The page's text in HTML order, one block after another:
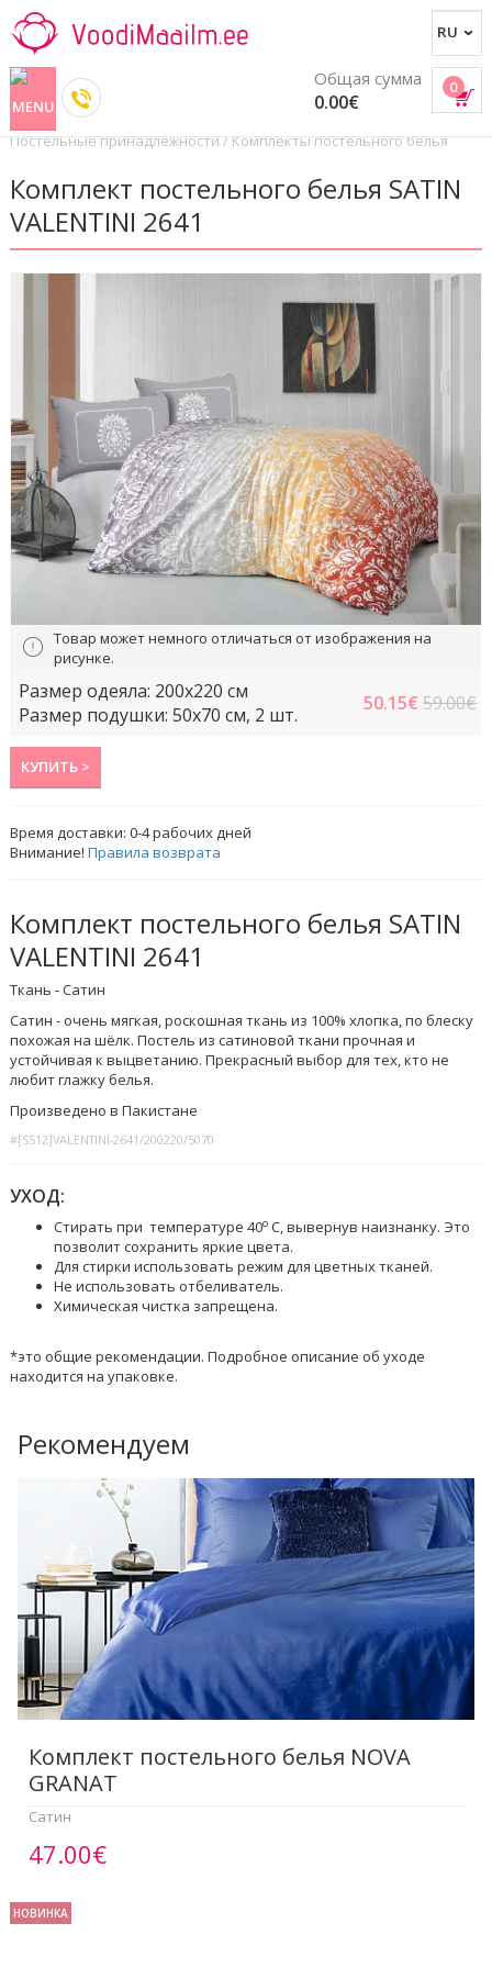
0
Общая сумма
0.00€
Постельные принадлежности/Комплекты постельного белья
Комплект постельного белья SATIN
VALENTINI 2641
Товар может немного отличаться от изображения на
рисунке.
Размер одеяла: 200x220 cм
Размер подушки: 50x70 cм, 2 шт.
50.15€ 59.00€
КУПИТЬ >
Время доставки:0-4рабочих дней
Внимание!Правила возврата
Комплект постельного белья SATIN
VALENTINI 2641
Ткань - Сатин
Сатин - очень мягкая, роскошная ткань из 100% хлопка, по блеску
похожая на шёлк. Постель из сатиновой ткани прочная и
устойчивая к выцветанию. Прекрасный выбор для тех, кто не
любит глажку белья.
Произведено в Пакистане
#[S512]VALENTINI-2641/200220/5070
УХОД:
Стирать при температуре 40o C, вывернув наизнанку. Это
позволит сохранить яркие цвета.
Для стирки использовать режим для цветных тканей.
Не использовать отбеливатель.
Химическая чистка запрещена.
*это общие рекомендации. Подробное описание об уходе
находится на упаковке.
Рекомендуем
Комплект постельного белья NOVA
GRANAT
Сатин
47.00€
НОВИНКА